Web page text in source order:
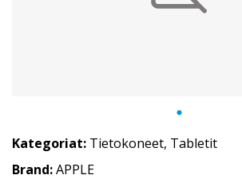
Kategoriat: Tietokoneet, Tabletit
Brand:APPLE